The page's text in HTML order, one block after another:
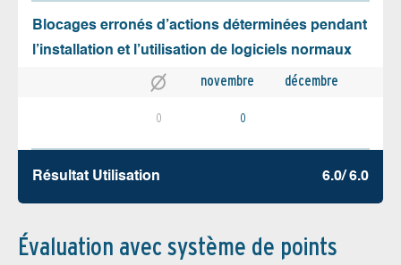
Blocages erronés d’actions déterminées pendant
l’installation et l’utilisation de logiciels normaux
novembre décembre
0 0
Résultat Utilisation 6.0/ 6.0
Évaluation avec système de points